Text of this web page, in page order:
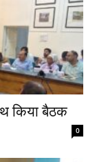
किया बैठक
0